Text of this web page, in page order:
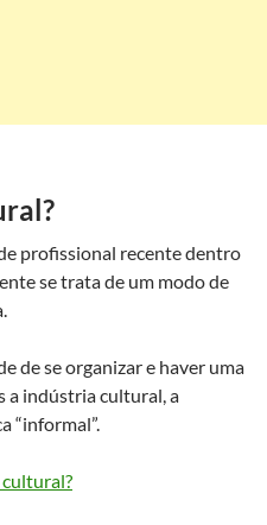
profissional recente dentro
se trata de um modo de
de se organizar e haver uma
a indústria cultural, a
“informal”.